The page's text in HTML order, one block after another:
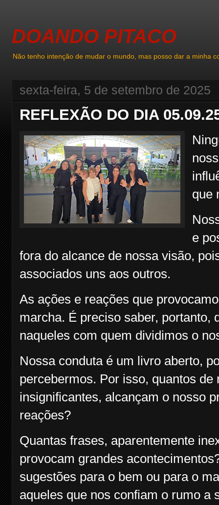
DOANDO PITACO
Não tenho intenção de mudar o mundo, mas posso dar a minha
sexta-feira, 5 de setembro de 2025
REFLEXÃO DO DIA
que
e
fora do alcance de nossa visão,
associados uns aos outros.
As ações e reações que
marcha. É preciso saber, portanto,
naqueles com quem dividimos o
Nossa conduta é um livro aberto,
percebermos. Por isso, quantos
insignificantes, alcançam o nosso
reações?
Quantas frases, aparentemente
provocam grandes
sugestões para o bem ou para o
aqueles que nos confiam o rumo a